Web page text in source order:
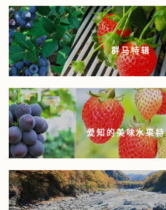
群马特辑
爱知的美味水果